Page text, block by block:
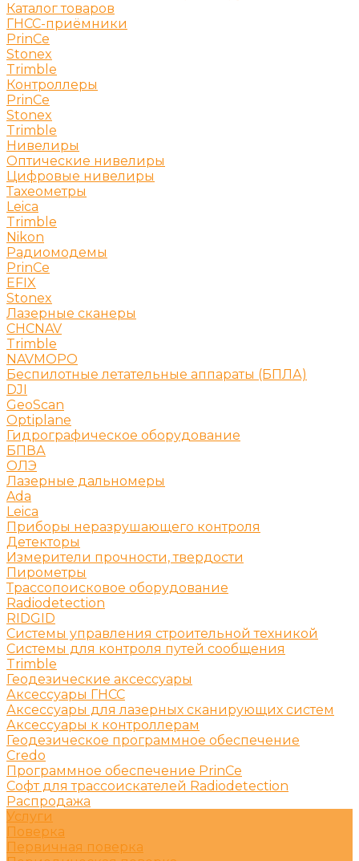
Каталог товаров
ГНСС-приёмники
PrinCe
Stonex
Trimble
Контроллеры
PrinCe
Stonex
Trimble
Нивелиры
Оптические нивелиры
Цифровые нивелиры
Тахеометры
Leica
Trimble
Nikon
Радиомодемы
PrinCe
EFIX
Stonex
Лазерные сканеры
CHCNAV
Trimble
NAVMOPO
Беспилотные летательные аппараты (БПЛА)
DJI
GeoScan
Optiplane
Гидрографическое оборудование
БПВА
ОЛЭ
Лазерные дальномеры
Ada
Leica
Приборы неразрушающего контроля
Детекторы
Измерители прочности, твердости
Пирометры
Трассопоисковое оборудование
Radiodetection
RIDGID
Системы управления строительной техникой
Системы для контроля путей сообщения
Trimble
Геодезические аксессуары
Аксессуары ГНСС
Аксессуары для лазерных сканирующих систем
Аксессуары к контроллерам
Геодезическое программное обеспечение
Credo
Программное обеспечение PrinCe
Софт для трассоискателей Radiodetection
Распродажа
Услуги
Поверка
Первичная поверка